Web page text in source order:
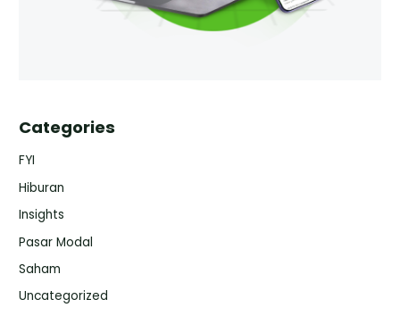
Categories
FYI
Hiburan
Insights
Pasar Modal
Saham
Uncategorized